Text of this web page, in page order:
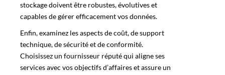
stockage doivent être robustes, évolutives et
capables de gérer efficacement vos données.
Enfin, examinez les aspects de coût, de support
technique, de sécurité et de conformité.
Choisissez un fournisseur réputé qui aligne ses
services avec vos objectifs d’affaires et assure un